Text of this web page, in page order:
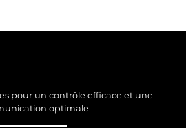
pour un contrôle efficace et une
optimale